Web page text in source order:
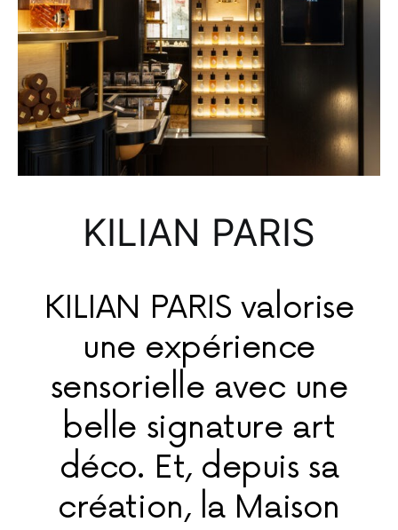
KILIAN PARIS
KILIAN PARIS valorise
une expérience
sensorielle avec une
belle signature art
déco. Et, depuis sa
création, la Maison